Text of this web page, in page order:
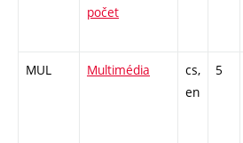
počet
MUL Multimédia
cs,
en
5